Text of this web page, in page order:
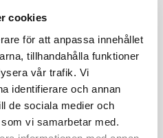
cookies
för att anpassa innehållet
tillhandahålla funktioner
vår trafik. Vi
identifierare och annan
de sociala medier och
vi samarbetar med.